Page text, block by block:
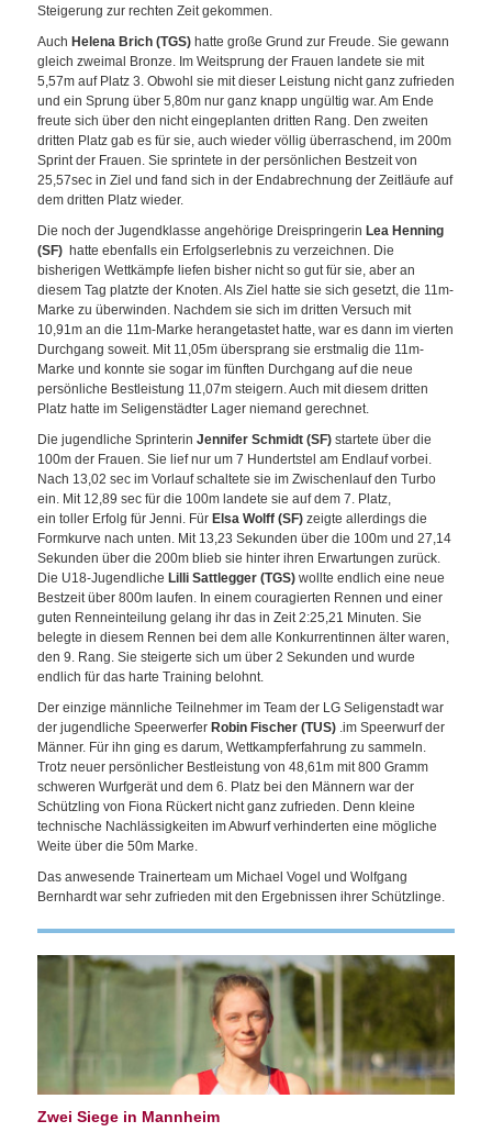
Steigerung zur rechten Zeit gekommen.
Auch Helena Brich (TGS) hatte große Grund zur Freude. Sie gewann
gleich zweimal Bronze. Im Weitsprung der Frauen landete sie mit
5,57m auf Platz 3. Obwohl sie mit dieser Leistung nicht ganz zufrieden
und ein Sprung über 5,80m nur ganz knapp ungültig war. Am Ende
freute sich über den nicht eingeplanten dritten Rang. Den zweiten
dritten Platz gab es für sie, auch wieder völlig überraschend, im 200m
Sprint der Frauen. Sie sprintete in der persönlichen Bestzeit von
25,57sec in Ziel und fand sich in der Endabrechnung der Zeitläufe auf
dem dritten Platz wieder.
Die noch der Jugendklasse angehörige Dreispringerin Lea Henning
(SF) hatte ebenfalls ein Erfolgserlebnis zu verzeichnen. Die
bisherigen Wettkämpfe liefen bisher nicht so gut für sie, aber an
diesem Tag platzte der Knoten. Als Ziel hatte sie sich gesetzt, die 11m-
Marke zu überwinden. Nachdem sie sich im dritten Versuch mit
10,91m an die 11m-Marke herangetastet hatte, war es dann im vierten
Durchgang soweit. Mit 11,05m übersprang sie erstmalig die 11m-
Marke und konnte sie sogar im fünften Durchgang auf die neue
persönliche Bestleistung 11,07m steigern. Auch mit diesem dritten
Platz hatte im Seligenstädter Lager niemand gerechnet.
Die jugendliche Sprinterin Jennifer Schmidt (SF) startete über die
100m der Frauen. Sie lief nur um 7 Hundertstel am Endlauf vorbei.
Nach 13,02 sec im Vorlauf schaltete sie im Zwischenlauf den Turbo
ein. Mit 12,89 sec für die 100m landete sie auf dem 7. Platz,
ein toller Erfolg für Jenni. Für Elsa Wolff (SF) zeigte allerdings die
Formkurve nach unten. Mit 13,23 Sekunden über die 100m und 27,14
Sekunden über die 200m blieb sie hinter ihren Erwartungen zurück.
Die U18-Jugendliche Lilli Sattlegger (TGS) wollte endlich eine neue
Bestzeit über 800m laufen. In einem couragierten Rennen und einer
guten Renneinteilung gelang ihr das in Zeit 2:25,21 Minuten. Sie
belegte in diesem Rennen bei dem alle Konkurrentinnen älter waren,
den 9. Rang. Sie steigerte sich um über 2 Sekunden und wurde
endlich für das harte Training belohnt.
Der einzige männliche Teilnehmer im Team der LG Seligenstadt war
der jugendliche Speerwerfer Robin Fischer (TUS) .im Speerwurf der
Männer. Für ihn ging es darum, Wettkampferfahrung zu sammeln.
Trotz neuer persönlicher Bestleistung von 48,61m mit 800 Gramm
schweren Wurfgerät und dem 6. Platz bei den Männern war der
Schützling von Fiona Rückert nicht ganz zufrieden. Denn kleine
technische Nachlässigkeiten im Abwurf verhinderten eine mögliche
Weite über die 50m Marke.
Das anwesende Trainerteam um Michael Vogel und Wolfgang
Bernhardt war sehr zufrieden mit den Ergebnissen ihrer Schützlinge.
Zwei Siege in Mannheim